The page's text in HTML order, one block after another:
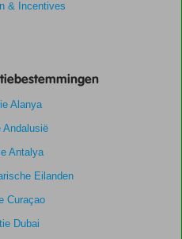
& Incentives
Alanya
Andalusië
Antalya
Eilanden
Curaçao
Dubai